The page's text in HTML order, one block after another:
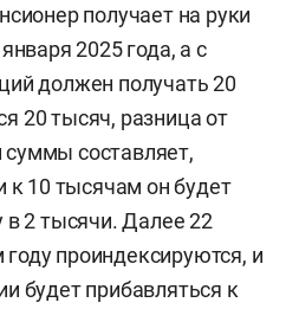
получает на руки
2025 года, а с
должен получать 20
20 тысяч, разница от
составляет,
к 10 тысячам он будет
в 2 тысячи. Далее 22
проиндексируются, и
будет прибавляться к